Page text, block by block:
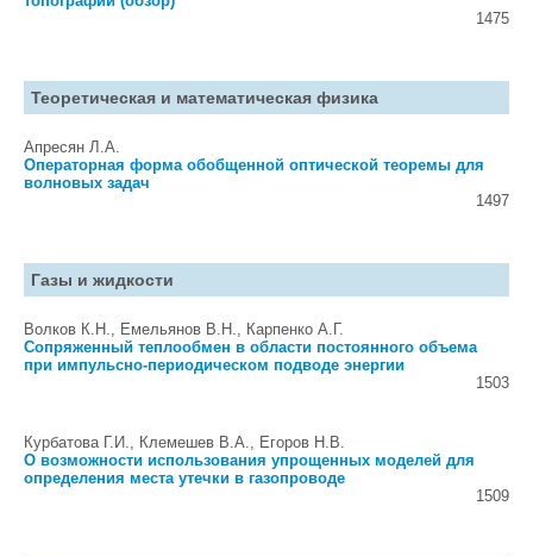
1475
Теоретическая и математическая физика
Апресян Л.А.
Операторная форма обобщенной оптической теоремы для
волновых задач
1497
Газы и жидкости
Волков К.Н., Емельянов В.Н., Карпенко А.Г.
Сопряженный теплообмен в области постоянного объема
при импульсно-периодическом подводе энергии
1503
Курбатова Г.И., Клемешев В.А., Егоров Н.В.
О возможности использования упрощенных моделей для
определения места утечки в газопроводе
1509